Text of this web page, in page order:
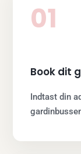
01
Book dit
Indtast din